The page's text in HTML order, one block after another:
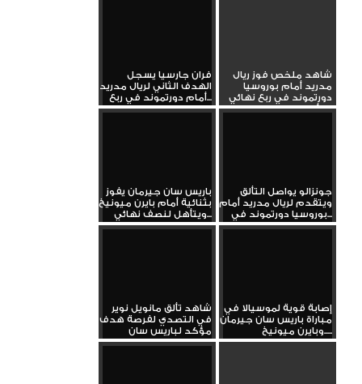
شاهد ملخص فوز ريال
مدريد أمام بوروسيا
دورتموند في ربع نهائي
كأس...
فران جارسيا يسجل
الهدف الثاني لريال مدريد
أمام دورتموند في ربع...
جونزالو يواصل التألق
ويتقدم لريال مدريد أمام
بوروسيا دورتموند في...
باريس سان جيرمان يفوز
بثنائية أمام بايرن ميونيخ
ويتأهل لنصف نهائي...
إصابة قوية لموسيالا في
مباراة باريس سان جيرمان
وبايرن ميونيخ.....
شاهد تألق مانويل نوير
في التصدي لفرصة هدف
مؤكد لباريس سان
جيرمان...